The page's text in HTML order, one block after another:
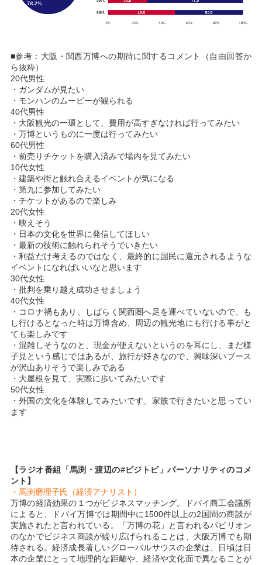
■参考：大阪・関西万博への期待に関するコメント（自由回答か
ら抜粋）
20代男性
・ガンダムが見たい
・モンハンのムービーが観られる
40代男性
・大阪観光の一環として、費用が高すぎなければ行ってみたい
・万博というものに一度は行ってみたい
60代男性
・前売りチケットを購入済みで場内を見てみたい
10代女性
・建築や街と触れ合えるイベントが気になる
・第九に参加してみたい
・チケットがあるので楽しみ
20代女性
・映えそう
・日本の文化を世界に発信してほしい
・最新の技術に触れられそうでいきたい
・利益だけ考えるのではなく、最終的に国民に還元されるような
イベントになればいいなと思います
30代女性
・批判を乗り越え成功させましょう
40代女性
・コロナ禍もあり、しばらく関西圏へ足を運べていないので、も
し行けるとなった時は万博含め、周辺の観光地にも行ける事がと
ても楽しみです
・混雑しそうなのと、現金が使えないというのを耳にし、まだ様
子見という感じではあるが、旅行が好きなので、興味深いブース
が沢山ありそうで楽しみである
・大屋根を見て、実際に歩いてみたいです
50代女性
・外国の文化を体験してみたいです、家族で行きたいと思ってい
ます
【ラジオ番組「馬渕・渡辺の#ビジトピ」パーソナリティのコメ
ント】
・馬渕磨理子氏（経済アナリスト）
万博の経済効果の１つがビジネスマッチング。ドバイ商工会議所
によると、ドバイ万博では期間中に1500件以上の2国間の商談が
実施されたと言われている。「万博の花」と言われるパビリオン
のなかでビジネス商談が繰り広げられることは、大阪万博でも期
待される。経済成長著しいグローバルサウスの企業は、日頃は日
本の企業にとって地理的な距離や、経済や文化面で異なることが